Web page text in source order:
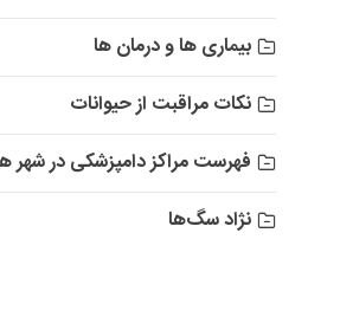
بیماری ها و درمان ها
نکات مراقبت از حیوانات
فهرست مراکز دامپزشکی در شهر
نژاد سگ‌ها